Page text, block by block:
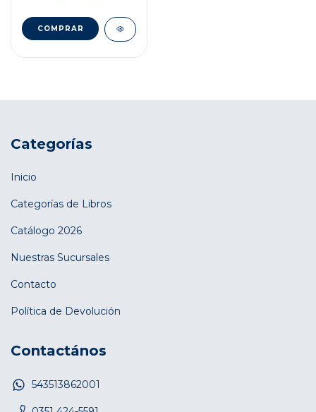
Categorías
Inicio
Categorías de Libros
Catálogo 2026
Nuestras Sucursales
Contacto
Política de Devolución
Contactános
543513862001